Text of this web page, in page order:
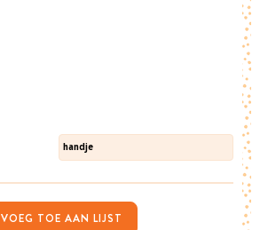
handje
VOEG TOE AAN LIJST